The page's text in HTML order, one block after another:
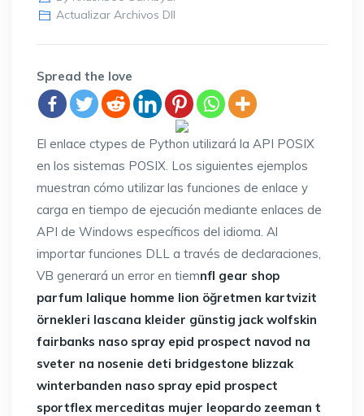
Actualizar Archivos Dll
Spread the love
El enlace ctypes de Python utilizará la API POSIX
en los sistemas POSIX. Los siguientes ejemplos
muestran cómo utilizar las funciones de enlace y
carga en tiempo de ejecución mediante enlaces de
API de Windows específicos del idioma. Al
importar funciones DLL a través de declaraciones,
VB generará un error en tiemnfl gear shop
parfum lalique homme lion öğretmen kartvizit
örnekleri lascana kleider günstig jack wolfskin
fairbanks naso spray epid prospect navod na
sveter na nosenie deti bridgestone blizzak
winterbanden naso spray epid prospect
sportflex merceditas mujer leopardo zeeman t